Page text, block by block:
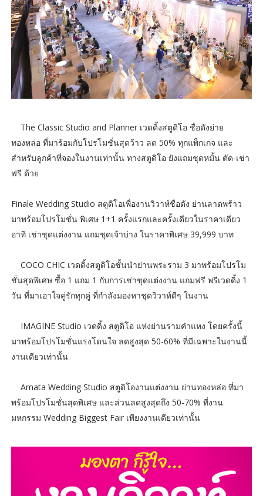
The Classic Studio and Planner เวดดิ้งสตูดิโอ ชื่อดังย่าย
ทองหล่อ ที่มาร้อมกับโปรโมชั่นสุดว้าว ลด 50% ทุกแพ็กเกจ และ
สำหรับลูกค้าที่จองในงานเท่านั้น ทางสตูดิโอ ยังแถมชุดหมั้น ตัด-เช่า
ฟรี ด้วย
Finale Wedding Studio สตูดิโอเพื่องานวิวาห์ชื่อดัง ย่านลาดพร้าว
มาพร้อมโปรโมชั่น พิเศษ 1+1 ครั้งแรกและครั้งเดียวในราคาเดียว
อาทิ เช่าชุดแต่งงาน แถมชุดเจ้าบ่าง ในราคาพิเศษ 39,999 บาท
COCO CHIC เวดดิ้งสตูดิโอชั้นนำย่านพระราม 3 มาพร้อมโปรโม
ชั่นสุดพิเศษ ซื้อ 1 แถม 1 กับการเช่าชุดแต่งงาน แถมฟรี พรีเวดดิ้ง 1
วัน ที่มาเอาใจคู่รักทุกคู่ ที่กำลังมองหาชุดวิวาห์ดีๆ ในงาน
IMAGINE Studio เวดดิ้ง สตูดิโอ แห่งย่านรามคำแหง โดยครั้งนี้
มาพร้อมโปรโมชั่นแรงโดนใจ ลดสูงสุด 50-60% ที่มีเฉพาะในงานนี้
งานเดียวเท่านั้น
Amata Wedding Studio สตูดิโองานแต่งงาน ย่านทองหล่อ ที่มา
พร้อมโปรโมชั่นสุดพิเศษ และส่วนลดสูงสุดถึง 50-70% ที่งาน
มหกรรม Wedding Biggest Fair เพียงงานเดียวเท่านั้น